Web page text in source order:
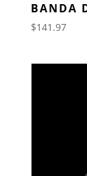
BANDA
$141.97